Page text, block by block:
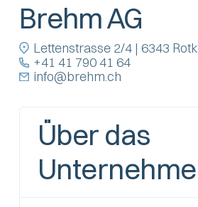
Brehm AG
Lettenstrasse 2/4 | 6343
+41 41 790 41 64
info@brehm.ch
Über das